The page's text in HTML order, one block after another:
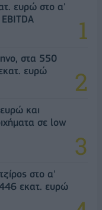
ευρώ στο α'
στα 550
ευρώ
και
σε low
στο α'
εκατ. ευρώ